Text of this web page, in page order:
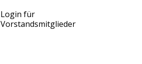
Login für
Vorstandsmitglieder